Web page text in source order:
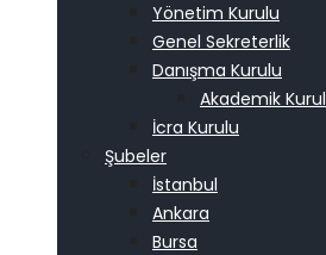
Yönetim Kurulu
Genel Sekreterlik
Danışma Kurulu
Akademik Kurul
İcra Kurulu
Şubeler
İstanbul
Ankara
Bursa